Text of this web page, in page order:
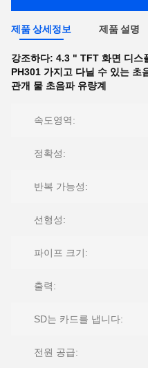
제품 상세정보 제품 설명
강조하다: 4.3 " TFT 화면 디스
PH301 가지고 다닐 수 있는 초
관개 물 초음파 유량계
속도영역:
정확성:
반복 가능성:
선형성:
파이프 크기:
출력:
SD는 카드를 냅니다:
전원 공급: